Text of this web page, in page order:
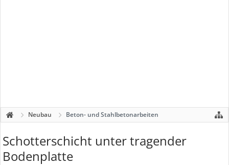
Neubau Beton- und Stahlbetonarbeiten
Schotterschicht unter tragender
Bodenplatte